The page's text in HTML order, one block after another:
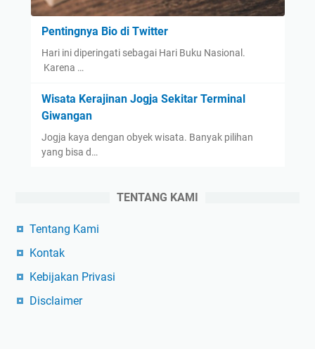
Pentingnya Bio di Twitter
Hari ini diperingati sebagai Hari Buku Nasional.
Karena …
Wisata Kerajinan Jogja Sekitar Terminal
Giwangan
Jogja kaya dengan obyek wisata. Banyak pilihan
yang bisa d…
TENTANG KAMI
Tentang Kami
Kontak
Kebijakan Privasi
Disclaimer